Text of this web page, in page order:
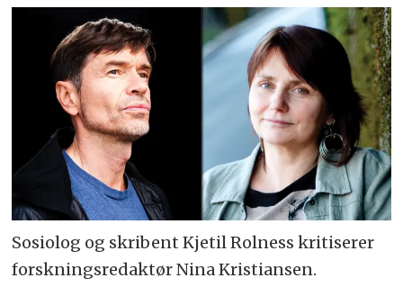
Sosiolog og skribent Kjetil Rolness kritiserer
forskningsredaktør Nina Kristiansen.